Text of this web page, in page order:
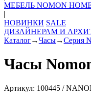
МЕБЕЛЬ NOMON
|
НОВИНКИ SALE
ДИЗАЙНЕРАМ И
Каталог→Часы→Серия
Часы
Артикул: 100445 /